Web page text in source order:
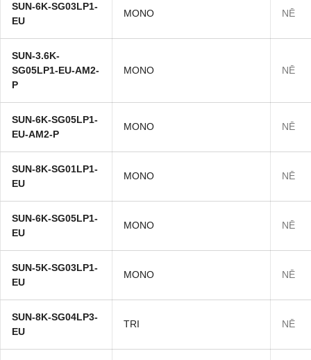
SUN-6K-SG03LP1-
EU
MONO NĒ
SUN-3.6K-
SG05LP1-EU-AM2-
P
MONO NĒ
SUN-6K-SG05LP1-
EU-AM2-P
MONO NĒ
SUN-8K-SG01LP1-
EU
MONO NĒ
SUN-6K-SG05LP1-
EU
MONO NĒ
SUN-5K-SG03LP1-
EU
MONO NĒ
SUN-8K-SG04LP3-
EU
TRI NĒ